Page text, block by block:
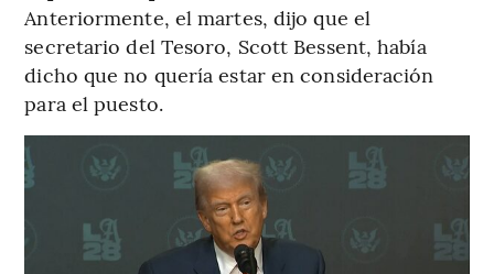
Anteriormente, el martes, dijo que el
secretario del Tesoro, Scott Bessent, había
dicho que no quería estar en consideración
para el puesto.